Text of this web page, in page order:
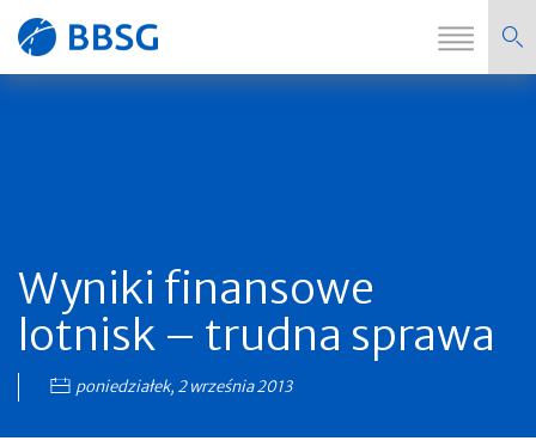
Strona
Wyniki finansowe
lotnisk – trudna sprawa
poniedziałek, 2 września 2013